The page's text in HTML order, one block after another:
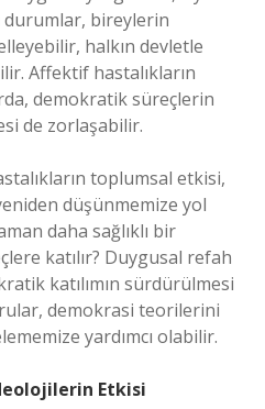
bireylerin
halkın devletle
Affektif hastalıkların
demokratik süreçlerin
de zorlaşabilir.
toplumsal etkisi,
düşünmemize yol
daha sağlıklı bir
katılır? Duygusal refah
katılımın sürdürülmesi
demokrasi teorilerini
yardımcı olabilir.
Etkisi